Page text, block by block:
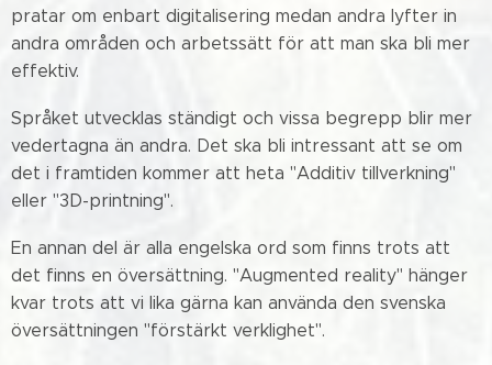
pratar om enbart digitalisering medan andra lyfter in
andra områden och arbetssätt för att man ska bli mer
effektiv.
Språket utvecklas ständigt och vissa begrepp blir mer
vedertagna än andra. Det ska bli intressant att se om
det i framtiden kommer att heta "Additiv tillverkning"
eller "3D-printning".
En annan del är alla engelska ord som finns trots att
det finns en översättning. "Augmented reality" hänger
kvar trots att vi lika gärna kan använda den svenska
översättningen "förstärkt verklighet".